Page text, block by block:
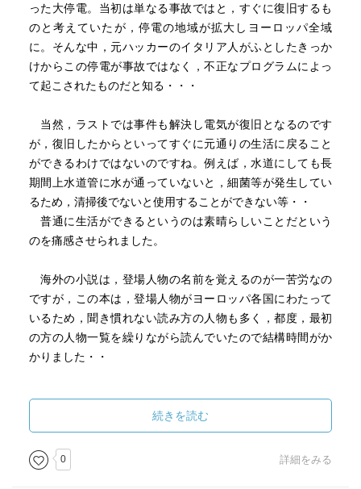
った大停電。当初は単なる事故ではと，すぐに復旧するも
のと考えていたが，停電の地域が拡大しヨーロッパ全域
に。そんな中，元ハッカーのイタリア人がふとしたきっか
けからこの停電が事故ではなく，不正なプログラムによっ
て起こされたものだと知る・・・
当然，ラストでは事件も解決し電気が復旧となるのです
が，復旧したからといってすぐに元通りの生活に戻ること
ができるわけではないのですね。例えば，水道にしても長
期間上水道管に水が通っていないと，細菌等が発生してい
るため，清掃後でないと使用することができない等・・
普通に生活ができるというのは素晴らしいことだという
のを痛感させられました。
海外の小説は，登場人物の名前を覚えるのが一苦労なの
ですが，この本は，登場人物がヨーロッパ各国にわたって
いるため，聞き慣れない読み方の人物も多く，都度，最初
の方の人物一覧を繰りながら読んでいたので結構時間がか
かりました・・
続きを読む
0 詳細をみる